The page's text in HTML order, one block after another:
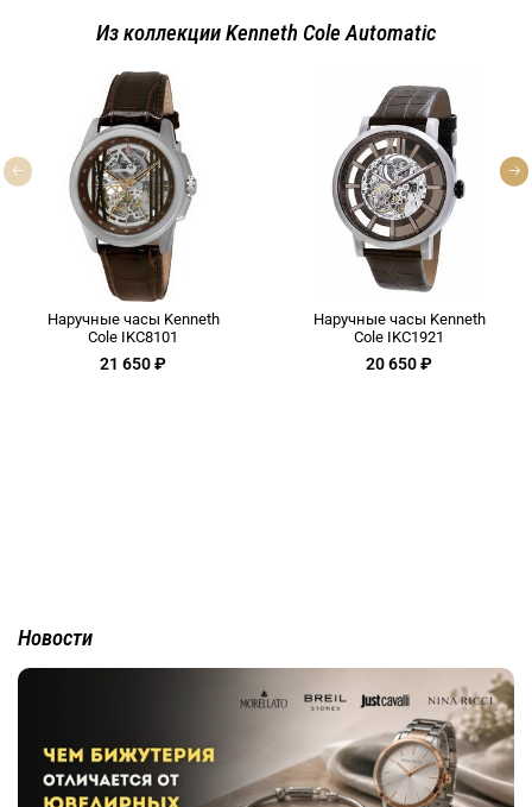
Из коллекции Kenneth Cole Automatic
Наручные часы Kenneth
Cole IKC8101
21 650 ₽
Наручные часы Kenneth
Cole IKC1921
20 650 ₽
Новости